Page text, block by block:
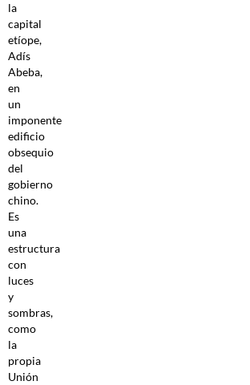
la
capital
etíope,
Adís
Abeba,
en
un
imponente
edificio
obsequio
del
gobierno
chino.
Es
una
estructura
con
luces
y
sombras,
como
la
propia
Unión